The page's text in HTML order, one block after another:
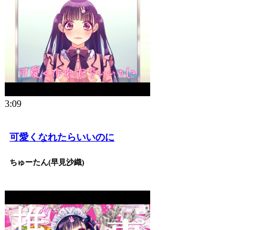
3:09
可愛くなれたらいいのに
ちゅーたん(早見沙織)